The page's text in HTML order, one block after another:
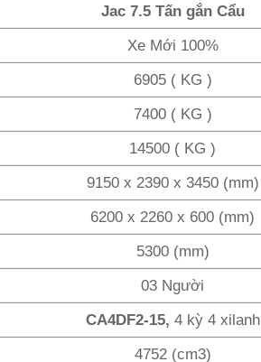
Jac 7.5 Tấn gắn Cẩu
Xe Mới 100%
6905 ( KG )
7400 ( KG )
14500 ( KG )
9150 x 2390 x 3450 (mm)
6200 x 2260 x 600 (mm)
5300 (mm)
03 Người
CA4DF2-15, 4 kỳ 4 xilanh
4752 (cm3)